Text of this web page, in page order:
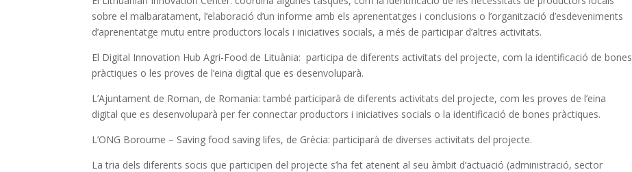
sobre el malbaratament, l’elaboració d’un informe amb els aprenentatges i conclusions o l’organització d’esdeveniments
d’aprenentatge mutu entre productors locals i iniciatives socials, a més de participar d’altres activitats.
El Digital Innovation Hub Agri-Food de Lituània: participa de diferents activitats del projecte, com la identificació de bones
pràctiques o les proves de l’eina digital que es desenvoluparà.
L’Ajuntament de Roman, de Romania: també participarà de diferents activitats del projecte, com les proves de l’eina
digital que es desenvoluparà per fer connectar productors i iniciatives socials o la identificació de bones pràctiques.
L’ONG Boroume – Saving food saving lifes, de Grècia: participarà de diverses activitats del projecte.
La tria dels diferents socis que participen del projecte s’ha fet atenent al seu àmbit d’actuació (administració, sector